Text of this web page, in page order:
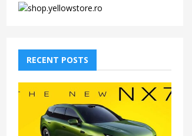
RECENT POSTS